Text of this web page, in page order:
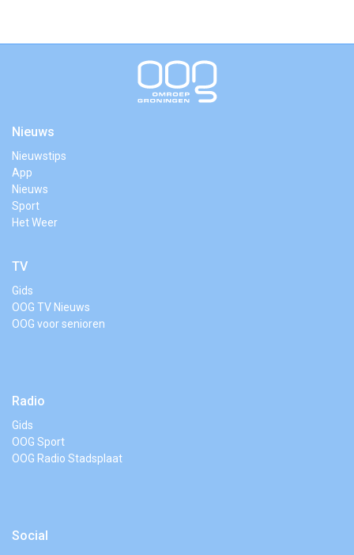
Nieuws
Nieuwstips
App
Nieuws
Sport
Het Weer
TV
Gids
OOG TV Nieuws
OOG voor senioren
Radio
Gids
OOG Sport
OOG Radio Stadsplaat
Social